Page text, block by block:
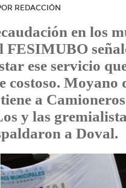
REDACCIÓN
en los
FESIMUBO
ese servicio
costoso. Moyano
a
y las
a Doval.